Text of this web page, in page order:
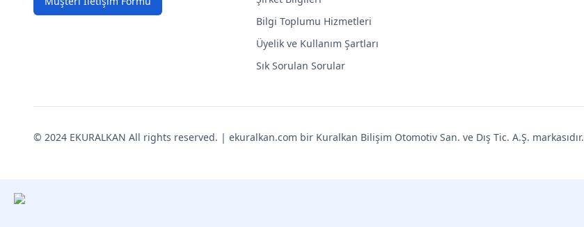
Bilgi Toplumu Hizmetleri
Üyelik ve Kullanım Şartları
Sık Sorulan Sorular
© 2024 EKURALKAN All rights reserved. | ekuralkan.com bir Kuralkan Bilişim Otomotiv San. ve Dış Tic. A.Ş. markasıdır.